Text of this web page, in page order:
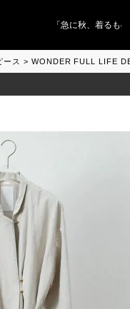
「急に秋、着るものがな
ース WONDER FULL LIFE